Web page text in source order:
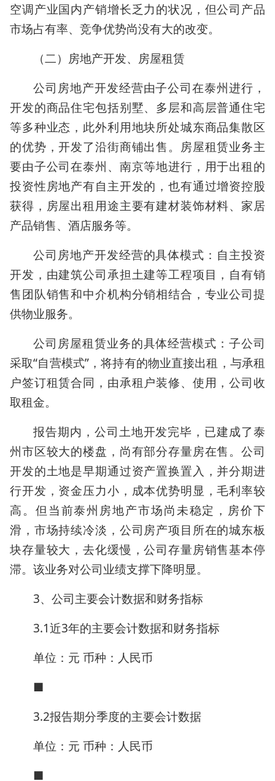
空调产业国内产销增长乏力的状况，但公司产品
市场占有率、竞争优势尚没有大的改变。
（二）房地产开发、房屋租赁
公司房地产开发经营由子公司在泰州进行，
开发的商品住宅包括别墅、多层和高层普通住宅
等多种业态，此外利用地块所处城东商品集散区
的优势，开发了沿街商铺出售。房屋租赁业务主
要由子公司在泰州、南京等地进行，用于出租的
投资性房地产有自主开发的，也有通过增资控股
获得，房屋出租用途主要有建材装饰材料、家居
产品销售、酒店服务等。
公司房地产开发经营的具体模式：自主投资
开发，由建筑公司承担土建等工程项目，自有销
售团队销售和中介机构分销相结合，专业公司提
供物业服务。
公司房屋租赁业务的具体经营模式：子公司
采取“自营模式”，将持有的物业直接出租，与承租
户签订租赁合同，由承租户装修、使用，公司收
取租金。
报告期内，公司土地开发完毕，已建成了泰
州市区较大的楼盘，尚有部分存量房在售。公司
开发的土地是早期通过资产置换置入，并分期进
行开发，资金压力小，成本优势明显，毛利率较
高。但当前泰州房地产市场尚未稳定，房价下
滑，市场持续冷淡，公司房产项目所在的城东板
块存量较大，去化缓慢，公司存量房销售基本停
滞。该业务对公司业绩支撑下降明显。
3、公司主要会计数据和财务指标
3.1近3年的主要会计数据和财务指标
单位：元 币种：人民币
■
3.2报告期分季度的主要会计数据
单位：元 币种：人民币
■